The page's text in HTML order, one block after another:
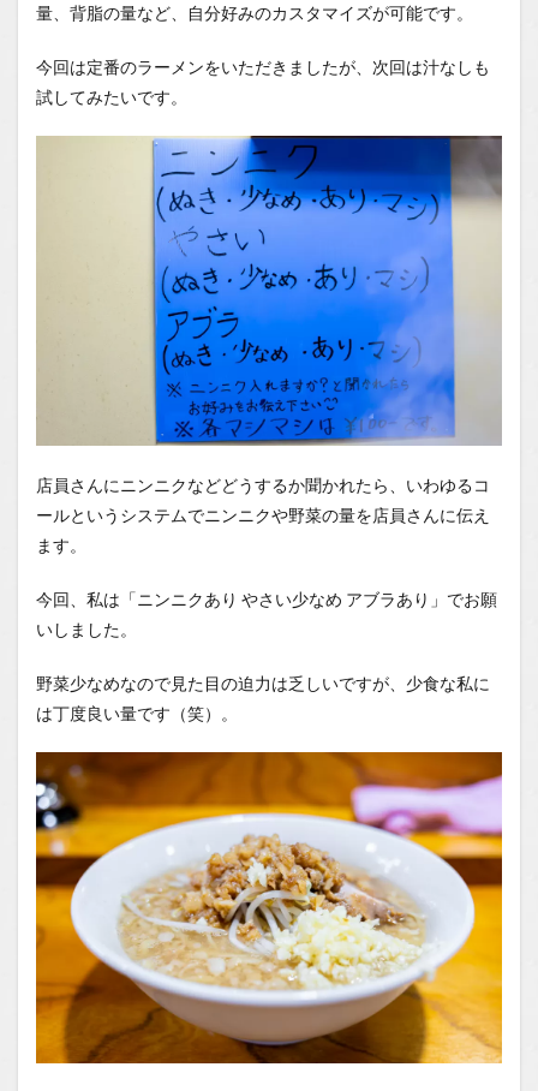
量、背脂の量など、自分好みのカスタマイズが可能です。
今回は定番のラーメンをいただきましたが、次回は汁なしも
試してみたいです。
店員さんにニンニクなどどうするか聞かれたら、いわゆるコ
ールというシステムでニンニクや野菜の量を店員さんに伝え
ます。
今回、私は「ニンニクあり やさい少なめ アブラあり」でお願
いしました。
野菜少なめなので見た目の迫力は乏しいですが、少食な私に
は丁度良い量です（笑）。